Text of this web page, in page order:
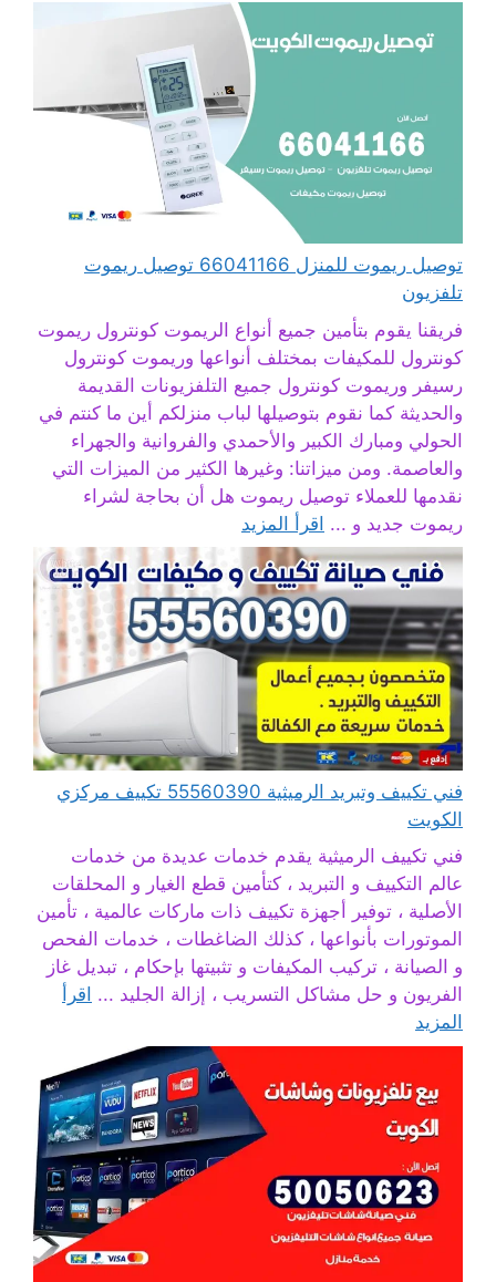
توصيل ريموت للمنزل 66041166 توصيل ريموت
تلفزيون
فريقنا يقوم بتأمين جميع أنواع الريموت كونترول ريموت
كونترول للمكيفات بمختلف أنواعها وريموت كونترول
رسيفر وريموت كونترول جميع التلفزيونات القديمة
والحديثة كما نقوم بتوصيلها لباب منزلكم أين ما كنتم في
الحولي ومبارك الكبير والأحمدي والفروانية والجهراء
والعاصمة. ومن ميزاتنا: وغيرها الكثير من الميزات التي
نقدمها للعملاء توصيل ريموت هل أن بحاجة لشراء
ريموت جديد و ... اقرأ المزيد
فني تكييف وتبريد الرميثية 55560390 تكييف مركزي
الكويت
فني تكييف الرميثية يقدم خدمات عديدة من خدمات
عالم التكييف و التبريد ، كتأمين قطع الغيار و المحلقات
الأصلية ، توفير أجهزة تكييف ذات ماركات عالمية ، تأمين
الموتورات بأنواعها ، كذلك الضاغطات ، خدمات الفحص
و الصيانة ، تركيب المكيفات و تثبيتها بإحكام ، تبديل غاز
الفريون و حل مشاكل التسريب ، إزالة الجليد ... اقرأ
المزيد